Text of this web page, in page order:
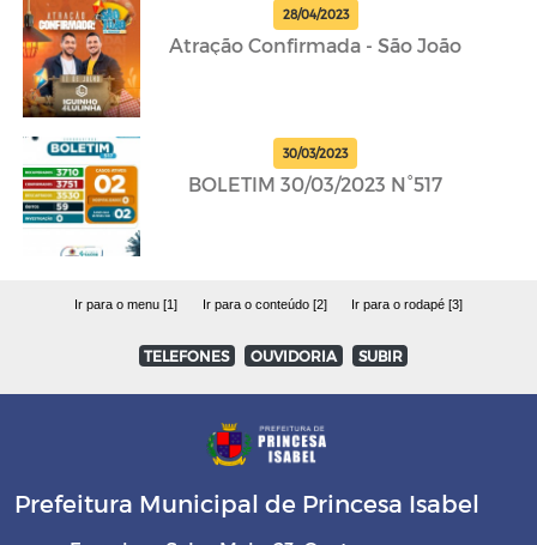
28/04/2023
Atração Confirmada - São João
30/03/2023
BOLETIM 30/03/2023 N°517
Ir para o menu [1] Ir para o conteúdo [2] Ir para o rodapé [3]
TELEFONES OUVIDORIA SUBIR
Prefeitura Municipal de Princesa Isabel